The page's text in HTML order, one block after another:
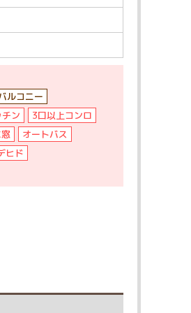
ルコニー
ン
3口以上コンロ
オートバス
ヒド